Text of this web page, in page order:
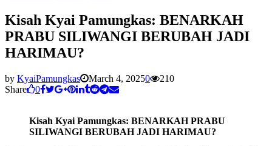
Kisah Kyai Pamungkas: BENARKAH
PRABU SILIWANGI BERUBAH JADI
HARIMAU?
by KyaiPamungkas March 4, 20250
210
Share
0
Kisah Kyai Pamungkas: BENARKAH PRABU
SILIWANGI BERUBAH JADI HARIMAU?